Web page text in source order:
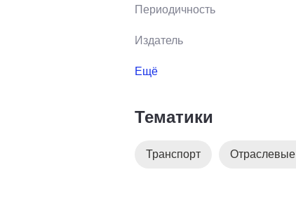
Периодичность
Издатель
Ещё
Тематики
Транспорт Отраслевые